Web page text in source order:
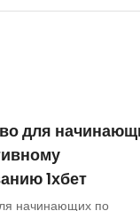
для
1хбет
начинающих по